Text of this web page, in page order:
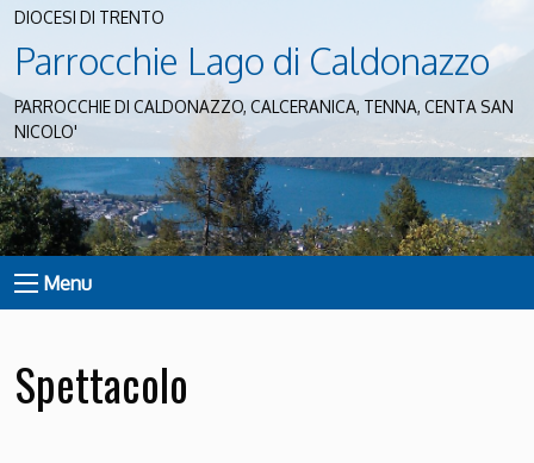
DIOCESI DI TRENTO
Parrocchie Lago di Caldonazzo
PARROCCHIE DI CALDONAZZO, CALCERANICA, TENNA, CENTA SAN
NICOLO'
Menu
Spettacolo